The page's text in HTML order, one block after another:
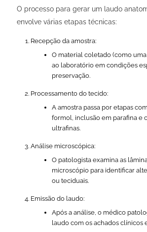
O processo para gerar um laudo
envolve várias etapas técnicas:
Recepção da amostra:
O material coletado (como
ao laboratório em condições
preservação.
Processamento do tecido:
A amostra passa por etapas
formol, inclusão em parafina e
ultrafinas.
Análise microscópica:
O patologista examina as
microscópio para identificar
ou teciduais.
Emissão do laudo:
Após a análise, o médico
laudo com os achados clínicos